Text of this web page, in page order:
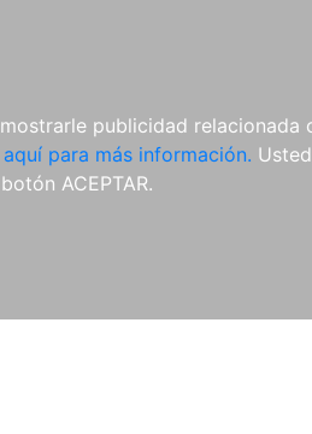
publicidad
para más información.
ACEPTAR.
REVISTAS
CDS Y
DVDS
MATERIAL